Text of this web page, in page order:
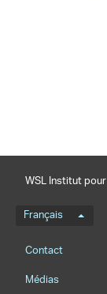
WSL Institut
Menu de
Français
Contact
Médias